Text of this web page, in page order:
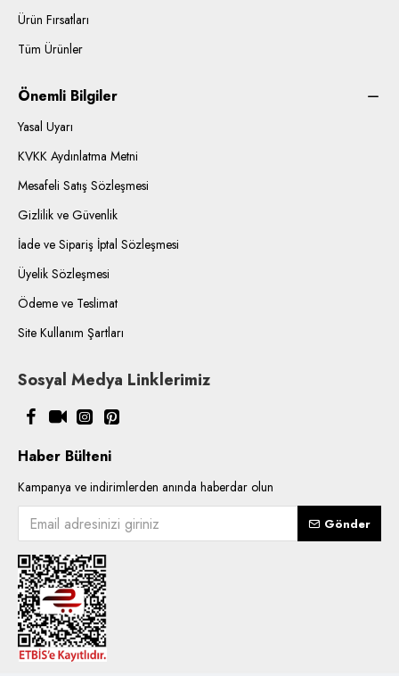
Ürün Fırsatları
Tüm Ürünler
Önemli Bilgiler
Yasal Uyarı
KVKK Aydınlatma Metni
Mesafeli Satış Sözleşmesi
Gizlilik ve Güvenlik
İade ve Sipariş İptal Sözleşmesi
Üyelik Sözleşmesi
Ödeme ve Teslimat
Site Kullanım Şartları
Sosyal Medya Linklerimiz
Haber Bülteni
Kampanya ve indirimlerden anında haberdar olun
Gönder